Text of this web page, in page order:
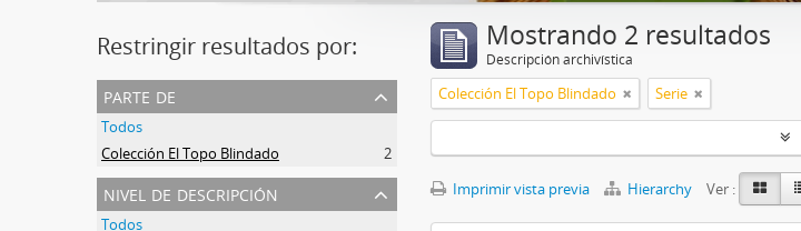
Restringir resultados por:
parte de
Todos
Colección El Topo Blindado
2
nivel de descripción
Todos
Mostrando 2 resultados
Descripción archivística
Colección El Topo Blindado Serie
Imprimir vista previa Hierarchy Ver :